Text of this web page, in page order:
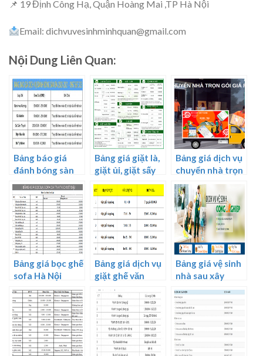
📌 19 Định Công Hạ, Quận Hoàng Mai ,TP Hà Nội
Email: dichvuvesinhminhquan@gmail.com
Nội Dung Liên Quan:
Bảng báo giá
đánh bóng sàn
đá
Bảng giá giặt là,
giặt ủi, giặt sấy
mới nhất
Bảng giá dịch vụ
chuyển nhà trọn
gói
Bảng giá bọc ghế
sofa Hà Nội
Bảng giá dịch vụ
giặt ghế văn
phòng
Bảng giá vệ sinh
nhà sau xây
dựng